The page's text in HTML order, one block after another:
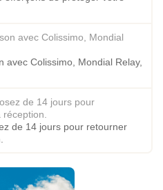
avec Colissimo, Mondial Relay,
de 14 jours pour retourner